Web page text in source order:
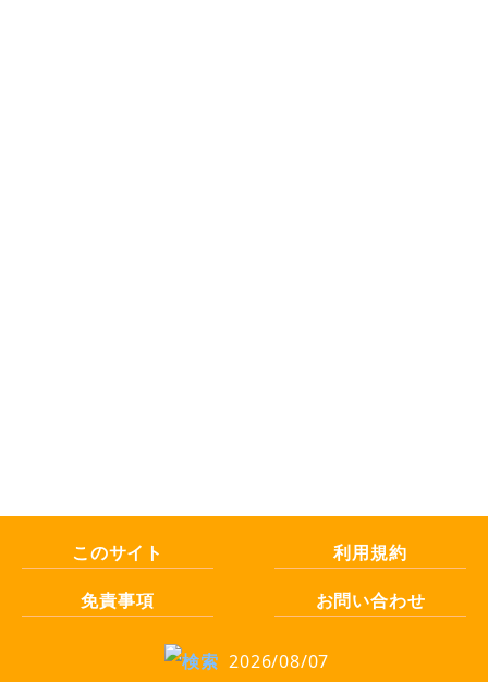
このサイト
利用規約
免責事項
お問い合わせ
2026/08/07